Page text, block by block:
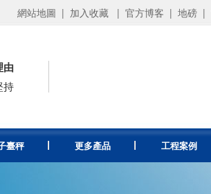
網站地圖 | 加入收藏 | 官方博客 | 地磅 |
由
持
臺秤 更多產品 工程案例